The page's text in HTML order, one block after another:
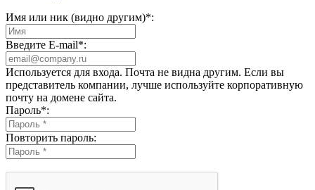
Имя или ник (видно другим)*:
Введите E-mail*:
Используется для входа. Почта не видна другим. Если вы
представитель компании, лучше используйте корпоративную
почту на домене сайта.
Пароль*:
Повторить пароль: